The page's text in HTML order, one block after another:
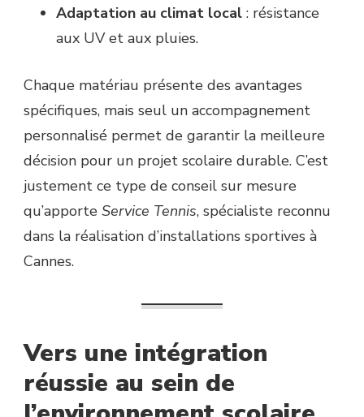
Adaptation au climat local : résistance
aux UV et aux pluies.
Chaque matériau présente des avantages
spécifiques, mais seul un accompagnement
personnalisé permet de garantir la meilleure
décision pour un projet scolaire durable. C’est
justement ce type de conseil sur mesure
qu’apporte Service Tennis, spécialiste reconnu
dans la réalisation d’installations sportives à
Cannes.
Vers une intégration
réussie au sein de